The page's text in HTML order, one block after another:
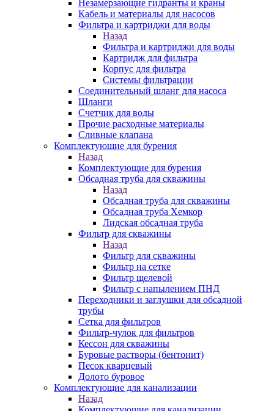
Незамерзающие гидранты и краны
Кабель и материалы для насосов
Фильтра и картриджи для воды
Назад
Фильтра и картриджи для воды
Картридж для фильтра
Корпус для фильтра
Системы фильтрации
Соединительный шланг для насоса
Шланги
Счетчик для воды
Прочие расходные материалы
Сливные клапана
Комплектующие для бурения
Назад
Комплектующие для бурения
Обсадная труба для скважины
Назад
Обсадная труба для скважины
Обсадная труба Хемкор
Лидская обсадная труба
Фильтр для скважины
Назад
Фильтр для скважины
Фильтр на сетке
Фильтр щелевой
Фильтр с напылением ПНД
Переходники и заглушки для обсадной
трубы
Сетка для фильтров
Фильтр-чулок для фильтров
Кессон для скважины
Буровые растворы (бентонит)
Песок кварцевый
Долото буровое
Комплектующие для канализации
Назад